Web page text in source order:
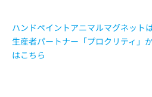
ハンドペイントアニマルマグネット
生産者パートナー「プロクリティ」
はこちら